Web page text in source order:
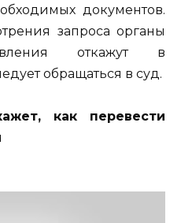
документов.
запроса органы
откажут в
обращаться в суд.
как перевести